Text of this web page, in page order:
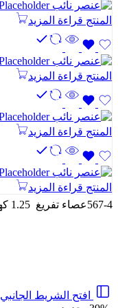
المنتج قراءة المزيد
المنتج قراءة المزيد
المنتج قراءة المزيد
المنتج قراءة المزيد
567-4عصاء تفريغ 1.25 كهرباء امريكي هاستينج HASTING
افتح الشريط الجانبي